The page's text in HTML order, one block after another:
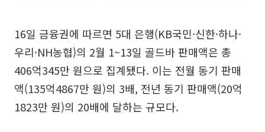
16일 금융권에 따르면 5대 은행(KB국민·신한·하나·
우리·NH농협)의 2월 1~13일 골드바 판매액은 총
406억345만 원으로 집계됐다. 이는 전월 동기 판매
액(135억4867만 원)의 3배, 전년 동기 판매액(20억
1823만 원)의 20배에 달하는 규모다.